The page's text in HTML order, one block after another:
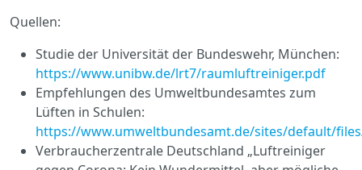
Quellen:
Studie der Universität der Bundeswehr, München:
https://www.unibw.de/lrt7/raumluftreiniger.pdf
Empfehlungen des Umweltbundesamtes zum
Lüften in Schulen:
https://www.umweltbundesamt.de/sites/default/
Verbraucherzentrale Deutschland „Luftreiniger